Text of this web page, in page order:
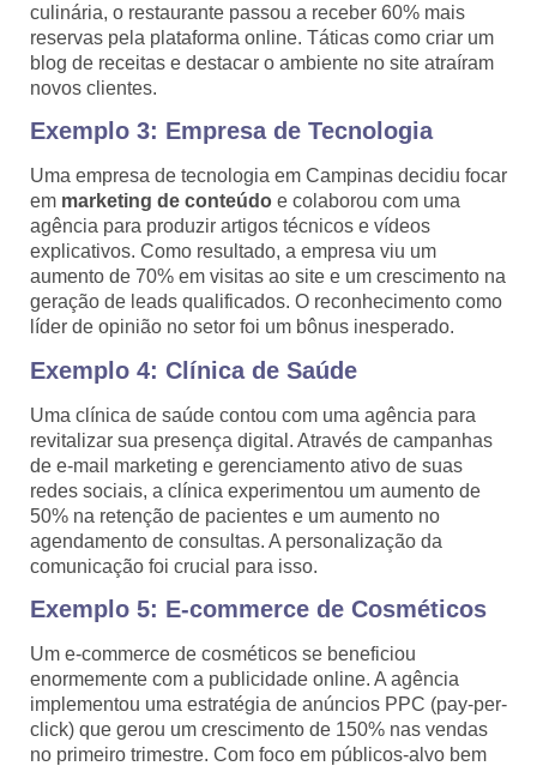
culinária, o restaurante passou a receber 60% mais
reservas pela plataforma online. Táticas como criar um
blog de receitas e destacar o ambiente no site atraíram
novos clientes.
Exemplo 3: Empresa de Tecnologia
Uma empresa de tecnologia em Campinas decidiu focar
em marketing de conteúdo e colaborou com uma
agência para produzir artigos técnicos e vídeos
explicativos. Como resultado, a empresa viu um
aumento de 70% em visitas ao site e um crescimento na
geração de leads qualificados. O reconhecimento como
líder de opinião no setor foi um bônus inesperado.
Exemplo 4: Clínica de Saúde
Uma clínica de saúde contou com uma agência para
revitalizar sua presença digital. Através de campanhas
de e-mail marketing e gerenciamento ativo de suas
redes sociais, a clínica experimentou um aumento de
50% na retenção de pacientes e um aumento no
agendamento de consultas. A personalização da
comunicação foi crucial para isso.
Exemplo 5: E-commerce de Cosméticos
Um e-commerce de cosméticos se beneficiou
enormemente com a publicidade online. A agência
implementou uma estratégia de anúncios PPC (pay-per-
click) que gerou um crescimento de 150% nas vendas
no primeiro trimestre. Com foco em públicos-alvo bem